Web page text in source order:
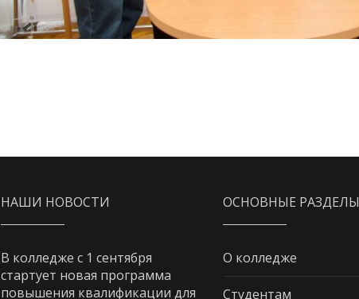
НАШИ НОВОСТИ
В колледже с 1 сентября
стартует новая программа
повышения квалификации для
ОСНОВНЫЕ РАЗДЕЛЫ
О колледже
Студентам